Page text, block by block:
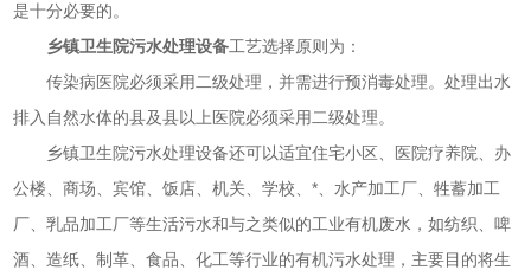
是十分必要的。
乡镇卫生院污水处理设备工艺选择原则为：
传染病医院必须采用二级处理，并需进行预消毒处理。处理出水
排入自然水体的县及县以上医院必须采用二级处理。
乡镇卫生院污水处理设备还可以适宜住宅小区、医院疗养院、办
公楼、商场、宾馆、饭店、机关、学校、*、水产加工厂、牲蓄加工
厂、乳品加工厂等生活污水和与之类似的工业有机废水，如纺织、啤
酒、造纸、制革、食品、化工等行业的有机污水处理，主要目的将生